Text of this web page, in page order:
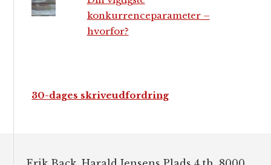
konkurrenceparameter –
hvorfor?
30-dages skriveudfordring